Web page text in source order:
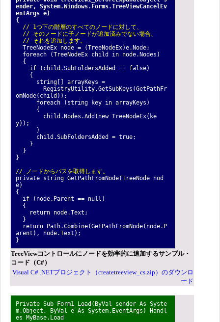
ender, System.Windows.Forms.TreeViewCancelEv
entArgs e)
{
// 1つ下の階層のすべてのノードに対して、
// そのノードに子ノードが追加済みでない場合、
// それを追加します。
TreeNodeEx node = (TreeNodeEx)e.Node;
foreach (TreeNodeEx child in node.Nodes)
{
if (child.SubFoldersAdded == false)
{
string[] arrayKeys =
RegistryUtility.GetSubKeys(GetPathFr
omNode(child));
foreach (string key in arrayKeys)
{
child.Nodes.Add(new TreeNodeEx(ke
y));
}
child.SubFoldersAdded = true;
}
}
}
// ノードからパスを取得します。
private string GetPathFromNode(TreeNode nod
e)
{
if (node.Parent == null)
{
return node.Text;
}
return Path.Combine(GetPathFromNode(node.P
arent), node.Text);
}
TreeViewコントロールにノードを効率的に追加するサンプル・
コード（C#）
Visual C# .NETプロジェクト（createtreeview_cs.zip）のダウンロ
ード
Private Sub Form1_Load(ByVal sender As Syste
m.Object, ByVal e As System.EventArgs) Handl
es MyBase.Load